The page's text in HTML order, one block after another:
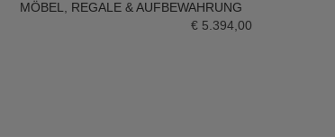
MÖBEL
REGALE & AUFBEWAHRUNG
€ 5.394,00